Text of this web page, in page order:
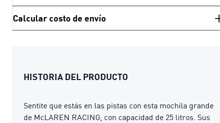
Calcular costo de envío
HISTORIA DEL PRODUCTO
Sentite que estás en las pistas con esta mochila grande
de McLAREN RACING, con capacidad de 25 litros. Sus